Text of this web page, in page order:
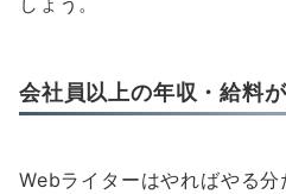
会社員以上の年収・給料
Webライターはやればやる